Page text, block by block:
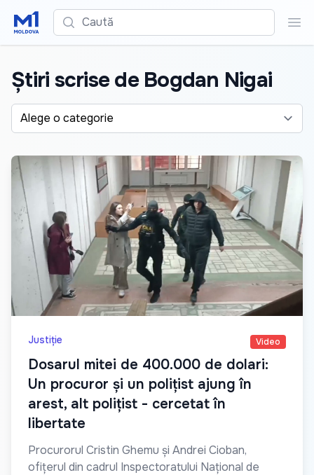
Caută
Știri scrise de Bogdan Nigai
Alege o categorie
Justiție Video
Dosarul mitei de 400.000 de dolari:
Un procuror și un polițist ajung în
arest, alt polițist - cercetat în
libertate
Procurorul Cristin Ghemu și Andrei Cioban,
ofițerul din cadrul Inspectoratului Național de